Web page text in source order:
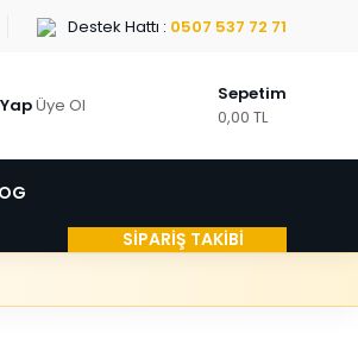
Destek Hattı : 0507 537 72 71
Üye Ol
Sepetim
0,00 TL
SİPARİŞ TAKİBİ